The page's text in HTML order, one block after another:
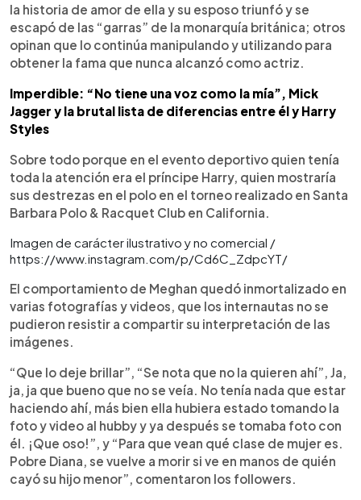
la historia de amor de ella y su esposo triunfó y se
escapó de las “garras” de la monarquía británica; otros
opinan que lo continúa manipulando y utilizando para
obtener la fama que nunca alcanzó como actriz.
Imperdible: “No tiene una voz como la mía”, Mick
Jagger y la brutal lista de diferencias entre él y Harry
Styles
Sobre todo porque en el evento deportivo quien tenía
toda la atención era el príncipe Harry, quien mostraría
sus destrezas en el polo en el torneo realizado en Santa
Barbara Polo & Racquet Club en California.
Imagen de carácter ilustrativo y no comercial /
https://www.instagram.com/p/Cd6C_ZdpcYT/
El comportamiento de Meghan quedó inmortalizado en
varias fotografías y videos, que los internautas no se
pudieron resistir a compartir su interpretación de las
imágenes.
“Que lo deje brillar”, “Se nota que no la quieren ahí”, Ja,
ja, ja que bueno que no se veía. No tenía nada que estar
haciendo ahí, más bien ella hubiera estado tomando la
foto y video al hubby y ya después se tomaba foto con
él. ¡Que oso!”, y “Para que vean qué clase de mujer es.
Pobre Diana, se vuelve a morir si ve en manos de quién
cayó su hijo menor”, comentaron los followers.